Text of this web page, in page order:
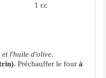
1 cc
et l'huile d'olive.
Préchauffer le fourà